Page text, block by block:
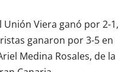
Viera ganó por 2-1,
ganaron por 3-5 en
Medina Rosales, de la